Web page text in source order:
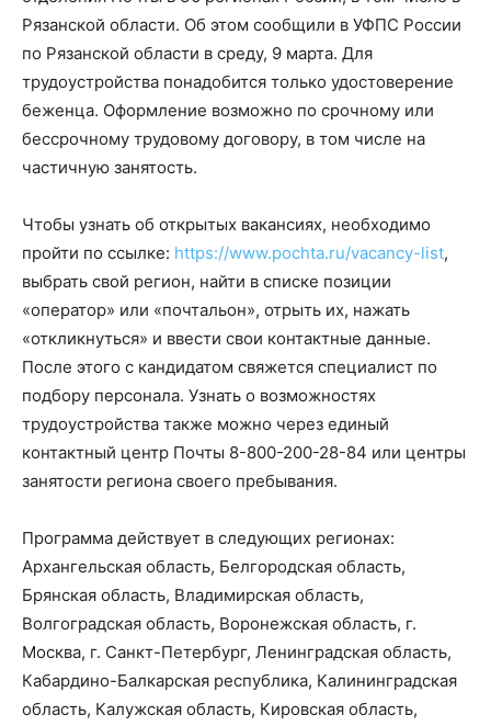
Рязанской области. Об этом сообщили в УФПС России
по Рязанской области в среду, 9 марта. Для
трудоустройства понадобится только удостоверение
беженца. Оформление возможно по срочному или
бессрочному трудовому договору, в том числе на
частичную занятость.
Чтобы узнать об открытых вакансиях, необходимо
пройти по ссылке: https://www.pochta.ru/vacancy-list,
выбрать свой регион, найти в списке позиции
«оператор» или «почтальон», отрыть их, нажать
«откликнуться» и ввести свои контактные данные.
После этого с кандидатом свяжется специалист по
подбору персонала. Узнать о возможностях
трудоустройства также можно через единый
контактный центр Почты 8-800-200-28-84 или центры
занятости региона своего пребывания.
Программа действует в следующих регионах:
Архангельская область, Белгородская область,
Брянская область, Владимирская область,
Волгоградская область, Воронежская область, г.
Москва, г. Санкт-Петербург, Ленинградская область,
Кабардино-Балкарская республика, Калининградская
область, Калужская область, Кировская область,